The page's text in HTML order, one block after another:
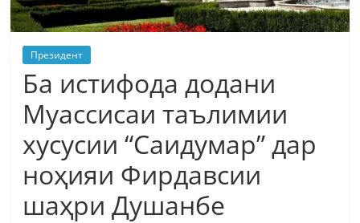
Президент
Ба истифода додани
Муассисаи таълимии
хусусии “Саидумар” дар
ноҳияи Фирдавсии
шаҳри Душанбе